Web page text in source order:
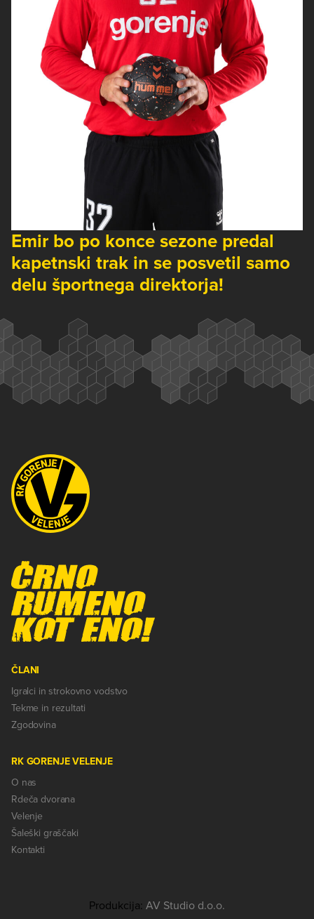
Emir bo po konce sezone predal
kapetnski trak in se posvetil samo
delu športnega direktorja!
ČLANI
Igralci in strokovno vodstvo
Tekme in rezultati
Zgodovina
RK GORENJE VELENJE
O nas
Rdeča dvorana
Velenje
Šaleški graščaki
Kontakti
Produkcija: AV Studio d.o.o.